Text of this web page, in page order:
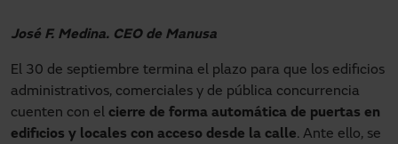
José F. Medina. CEO de Manusa
El 30 de septiembre termina el plazo para que los edificios
administrativos, comerciales y de pública concurrencia
cuenten con el cierre de forma automática de puertas en
edificios y locales con acceso desde la calle. Ante ello, se